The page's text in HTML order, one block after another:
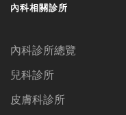
內科相關診所
內科診所總覽
兒科診所
皮膚科診所